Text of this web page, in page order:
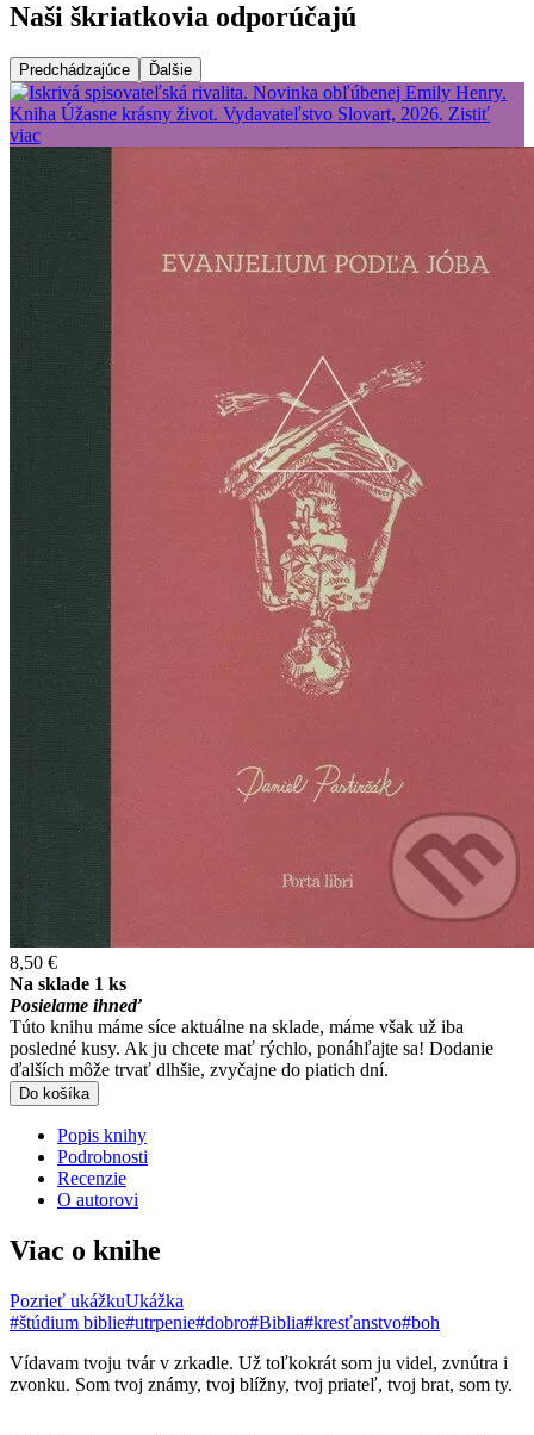
Naši škriatkovia odporúčajú
Predchádzajúce Ďalšie
8,50 €
Na sklade 1 ks
Posielame ihneď
Túto knihu máme síce aktuálne na sklade, máme však už iba
posledné kusy. Ak ju chcete mať rýchlo, ponáhľajte sa! Dodanie
ďalších môže trvať dlhšie, zvyčajne do piatich dní.
Do košíka
Popis knihy
Podrobnosti
Recenzie
O autorovi
Viac o knihe
Pozrieť ukážkuUkážka
#štúdium biblie#utrpenie#dobro#Biblia#kresťanstvo#boh
Vídavam tvoju tvár v zrkadle. Už toľkokrát som ju videl, zvnútra i
zvonku. Som tvoj známy, tvoj blížny, tvoj priateľ, tvoj brat, som ty.